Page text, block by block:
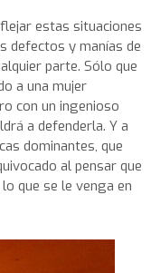
estas situaciones
defectos y manías de
parte. Sólo que
a una mujer
con un ingenioso
a defenderla. Y a
dominantes, que
al pensar que
que se le venga en